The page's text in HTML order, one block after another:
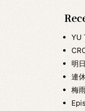
YU
明
連
梅